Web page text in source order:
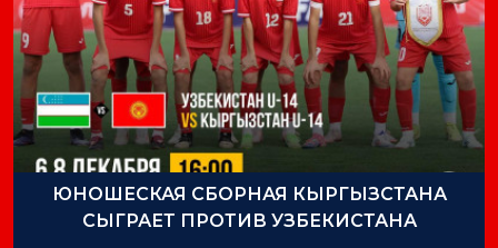
ЮНОШЕСКАЯ СБОРНАЯ КЫРГЫЗСТАНА
СЫГРАЕТ ПРОТИВ УЗБЕКИСТАНА